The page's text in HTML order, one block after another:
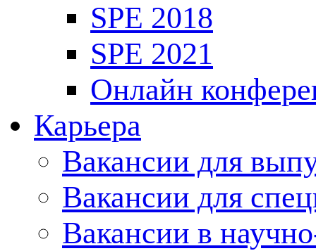
SPE 2018
SPE 2021
Онлайн
Карьера
Вакансии для
Вакансии для
Вакансии в